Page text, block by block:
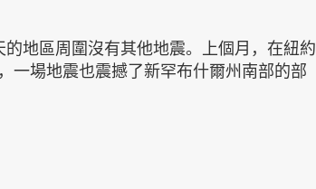
地區周圍沒有其他地震。上個月，在紐約
一場地震也震撼了新罕布什爾州南部的部